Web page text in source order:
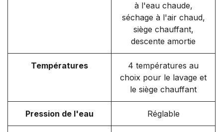
à l'eau chaude,
séchage à l'air chaud,
siège chauffant,
descente amortie
Températures
4 températures au
choix pour le lavage et
le siège chauffant
Pression de l'eau Réglable